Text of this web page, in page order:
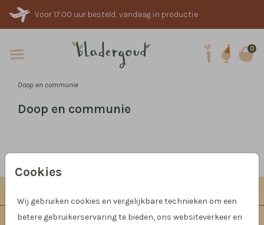
Voor 17:00 uur besteld, vandaag in productie
0
Cookies
Wij gebruiken cookies en vergelijkbare technieken om een
betere gebruikerservaring te bieden, ons websiteverkeer en
Doop en communie
Doop en communie
Informatie